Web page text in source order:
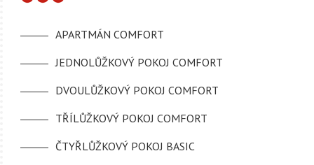
APARTMÁN COMFORT
JEDNOLŮŽKOVÝ POKOJ COMFORT
DVOULŮŽKOVÝ POKOJ COMFORT
TŘÍLŮŽKOVÝ POKOJ COMFORT
ČTYŘLŮŽKOVÝ POKOJ BASIC